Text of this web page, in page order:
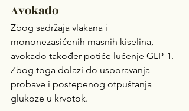
Avokado
Zbog sadržaja vlakana i
mononezasićenih masnih kiselina,
avokado također potiče lučenje GLP-1.
Zbog toga dolazi do usporavanja
probave i postepenog otpuštanja
glukoze u krvotok.